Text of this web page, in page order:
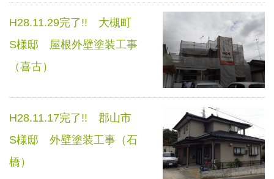
H28.11.29完了!! 大槻町
S様邸 屋根外壁塗装工事
（喜古）
H28.11.17完了!! 郡山市
S様邸 外壁塗装工事（石
橋）